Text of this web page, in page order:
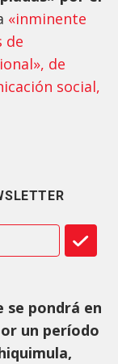
«inminente
de
de
social,
pondrá en
un período